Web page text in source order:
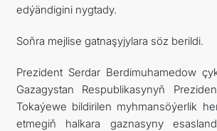
edýändigini nygtady.
Soňra mejlise gatnaşyjylara söz berildi.
Prezident Serdar Berdimuhamedow
Gazagystan Respublikasynyň
Tokaýewe bildirilen myhmansöýerlik
etmegiň halkara gaznasyny